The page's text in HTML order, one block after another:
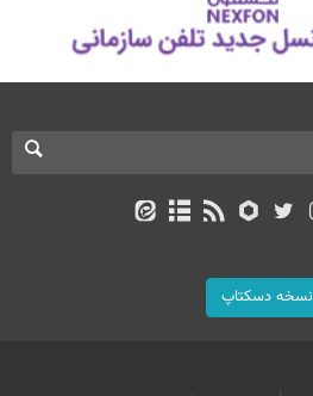
نسخه دسکتاپ